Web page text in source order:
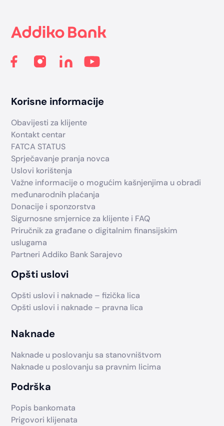
Korisne informacije
Obavijesti za klijente
Kontakt centar
FATCA STATUS
Sprječavanje pranja novca
Uslovi korištenja
Važne informacije o mogućim kašnjenjima u obradi
međunarodnih plaćanja
Donacije i sponzorstva
Sigurnosne smjernice za klijente i FAQ
Priručnik za građane o digitalnim finansijskim
uslugama
Partneri Addiko Bank Sarajevo
Opšti uslovi
Opšti uslovi i naknade – fizička lica
Opšti uslovi i naknade – pravna lica
Naknade
Naknade u poslovanju sa stanovništvom
Naknade u poslovanju sa pravnim licima
Podrška
Popis bankomata
Prigovori klijenata